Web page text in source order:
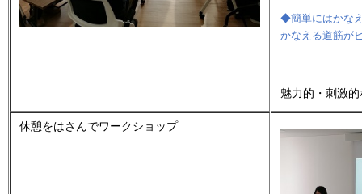
◆簡単にはかな
かなえる道筋が
魅力的・刺激
休憩をはさんでワークショップ